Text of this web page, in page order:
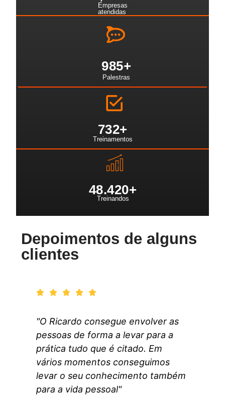
Empresas
atendidas
Palestras
985+
Treinamentos
732+
Treinandos
48.420+
Depoimentos de alguns
clientes
"O Ricardo consegue envolver as
pessoas de forma a levar para a
prática tudo que é citado. Em
vários momentos conseguimos
levar o seu conhecimento também
para a vida pessoal"